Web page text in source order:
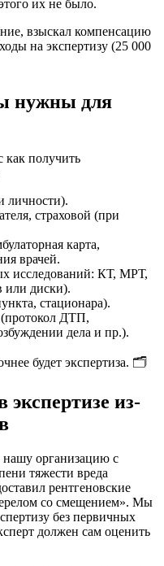
их не было.
взыскал компенсацию
на экспертизу (25 000
нужны для
как получить
личности).
страховой (при
карта,
врачей.
исследований: КТ, МРТ,
или диски).
стационара).
ДТП,
дела и пр.).
будет экспертиза. 🗂️
из-
нашу организацию с
тяжести вреда
рентгеновские
со смещением». Мы
без первичных
должен сам оценить